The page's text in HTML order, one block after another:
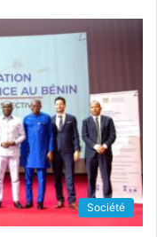
Société